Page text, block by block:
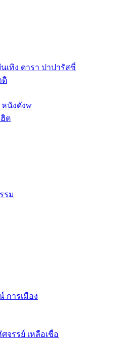
เทิง ดารา ปาปารัสซี่
ติ
นังดังw
ฮิต
รม
การเมือง
จรรย์ เหลือเชื่อ